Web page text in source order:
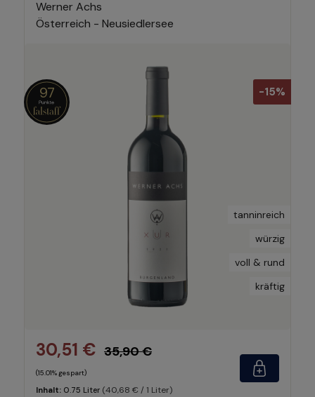
Werner Achs
Österreich - Neusiedlersee
-15%
97
tanninreich
würzig
voll & rund
kräftig
30,51 € 35,90 €
(15.01% gespart)
Inhalt: 0.75 Liter (40,68 € / 1 Liter)